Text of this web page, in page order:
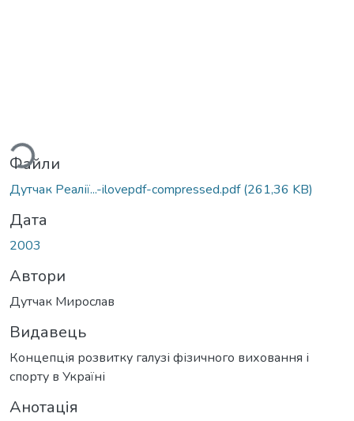
Файли
Дутчак Реалії...-ilovepdf-compressed.pdf(261,36 KB)
Дата
2003
Автори
Дутчак Мирослав
Видавець
Концепція розвитку галузі фізичного виховання і
спорту в Україні
Анотація